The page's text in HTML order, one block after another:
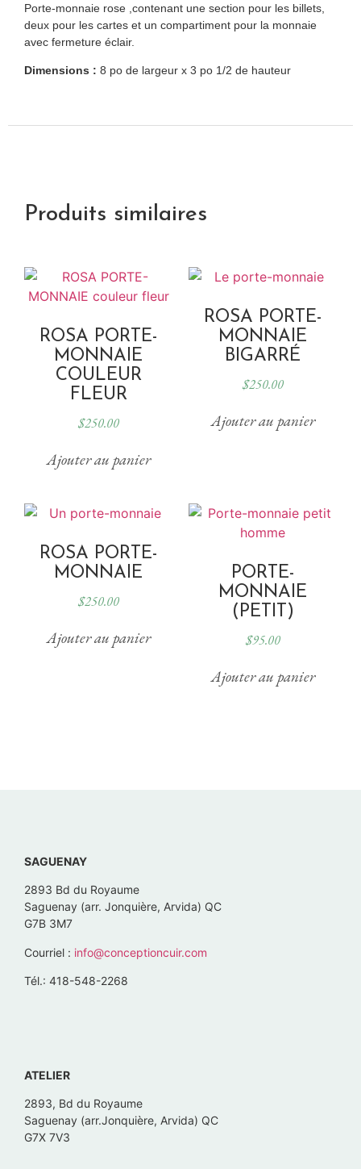
Porte-monnaie rose ,contenant une section pour les billets,
deux pour les cartes et un compartiment pour la monnaie
avec fermeture éclair.
Dimensions : 8 po de largeur x 3 po 1/2 de hauteur
Produits similaires
ROSA PORTE-
MONNAIE
COULEUR
FLEUR
$250.00
Ajouter au panier
ROSA PORTE-
MONNAIE
BIGARRÉ
$250.00
Ajouter au panier
ROSA PORTE-
MONNAIE
$250.00
Ajouter au panier
PORTE-
MONNAIE
(PETIT)
$95.00
Ajouter au panier
SAGUENAY
2893 Bd du Royaume
Saguenay (arr. Jonquière, Arvida) QC
G7B 3M7
Courriel : info@conceptioncuir.com
Tél.: 418-548-2268
ATELIER
2893, Bd du Royaume
Saguenay (arr.Jonquière, Arvida) QC
G7X 7V3